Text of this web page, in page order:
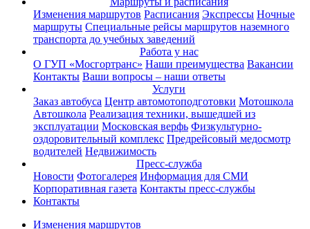
Изменения маршрутов Расписания Экспрессы Ночные
маршруты Специальные рейсы маршрутов наземного
транспорта до учебных заведений
Работа у нас
О ГУП «Мосгортранс» Наши преимущества Вакансии
Контакты Ваши вопросы – наши ответы
Услуги
Заказ автобуса Центр автомотоподготовки Мотошкола
Автошкола Реализация техники, вышедшей из
эксплуатации Московская верфь Физкультурно-
оздоровительный комплекс Предрейсовый медосмотр
водителей Недвижимость
Пресс-служба
Новости Фотогалерея Информация для СМИ
Корпоративная газета Контакты пресс-службы
Контакты
Изменения маршрутов